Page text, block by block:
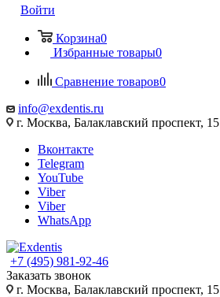
Войти
Корзина0
Избранные товары0
Сравнение товаров0
info@exdentis.ru
г. Москва, Балаклавский проспект, 15
Вконтакте
Telegram
YouTube
Viber
Viber
WhatsApp
+7 (495) 981-92-46
Заказать звонок
г. Москва, Балаклавский проспект, 15